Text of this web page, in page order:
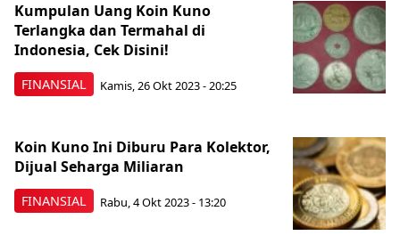
FINANSIAL
Kumpulan Uang Koin Kuno
Terlangka dan Termahal di
Indonesia, Cek Disini!
Kamis, 26 Okt 2023 - 20:25
FINANSIAL
Koin Kuno Ini Diburu Para Kolektor,
Dijual Seharga Miliaran
Rabu, 4 Okt 2023 - 13:20